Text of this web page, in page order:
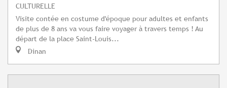
CULTURELLE
Visite contée en costume d'époque pour adultes et enfants
de plus de 8 ans va vous faire voyager à travers temps ! Au
départ de la place Saint-Louis...
Dinan